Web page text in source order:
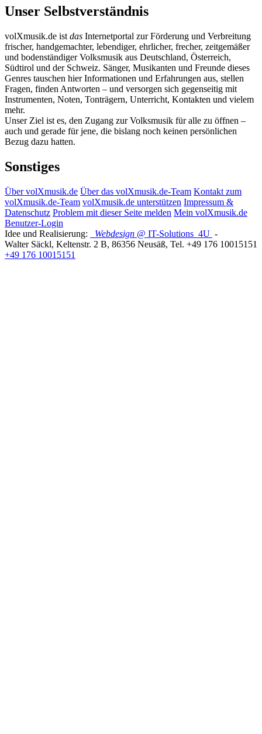
Unser Selbstverständnis
volXmusik.de ist das Internetportal zur Förderung und Verbreitung
frischer, handgemachter, lebendiger, ehrlicher, frecher, zeitgemäßer
und bodenständiger Volksmusik aus Deutschland, Österreich,
Südtirol und der Schweiz. Sänger, Musikanten und Freunde dieses
Genres tauschen hier Informationen und Erfahrungen aus, stellen
Fragen, finden Antworten – und versorgen sich gegenseitig mit
Instrumenten, Noten, Tonträgern, Unterricht, Kontakten und vielem
mehr.
Unser Ziel ist es, den Zugang zur Volksmusik für alle zu öffnen –
auch und gerade für jene, die bislang noch keinen persönlichen
Bezug dazu hatten.
Sonstiges
Über volXmusik.de Über das volXmusik.de-Team Kontakt zum
volXmusik.de-Team volXmusik.de unterstützen Impressum &
Datenschutz Problem mit dieser Seite melden Mein volXmusik.de
Benutzer-Login
Idee und Realisierung:
Webdesign @ IT-Solutions 4U -
Walter Säckl, Keltenstr. 2 B, 86356 Neusäß, Tel. +49 176 10015151
+49 176 10015151